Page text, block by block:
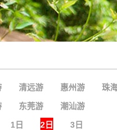
清远游 惠州游 珠
东莞游 潮汕游
1日 2日 3日